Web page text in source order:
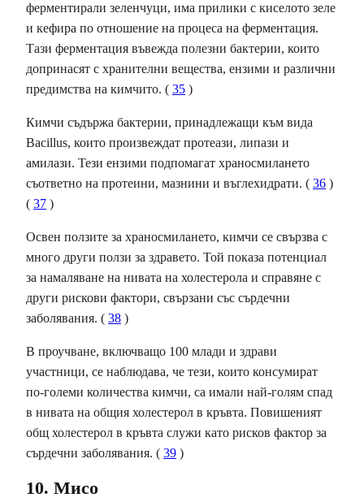
ферментирали зеленчуци, има прилики с киселото зеле
и кефира по отношение на процеса на ферментация.
Тази ферментация въвежда полезни бактерии, които
допринасят с хранителни вещества, ензими и различни
предимства на кимчито. ( 35 )
Кимчи съдържа бактерии, принадлежащи към вида
Bacillus, които произвеждат протеази, липази и
амилази. Тези ензими подпомагат храносмилането
съответно на протеини, мазнини и въглехидрати. ( 36 )
( 37 )
Освен ползите за храносмилането, кимчи се свързва с
много други ползи за здравето. Той показа потенциал
за намаляване на нивата на холестерола и справяне с
други рискови фактори, свързани със сърдечни
заболявания. ( 38 )
В проучване, включващо 100 млади и здрави
участници, се наблюдава, че тези, които консумират
по-големи количества кимчи, са имали най-голям спад
в нивата на общия холестерол в кръвта. Повишеният
общ холестерол в кръвта служи като рисков фактор за
сърдечни заболявания. ( 39 )
10. Мисо